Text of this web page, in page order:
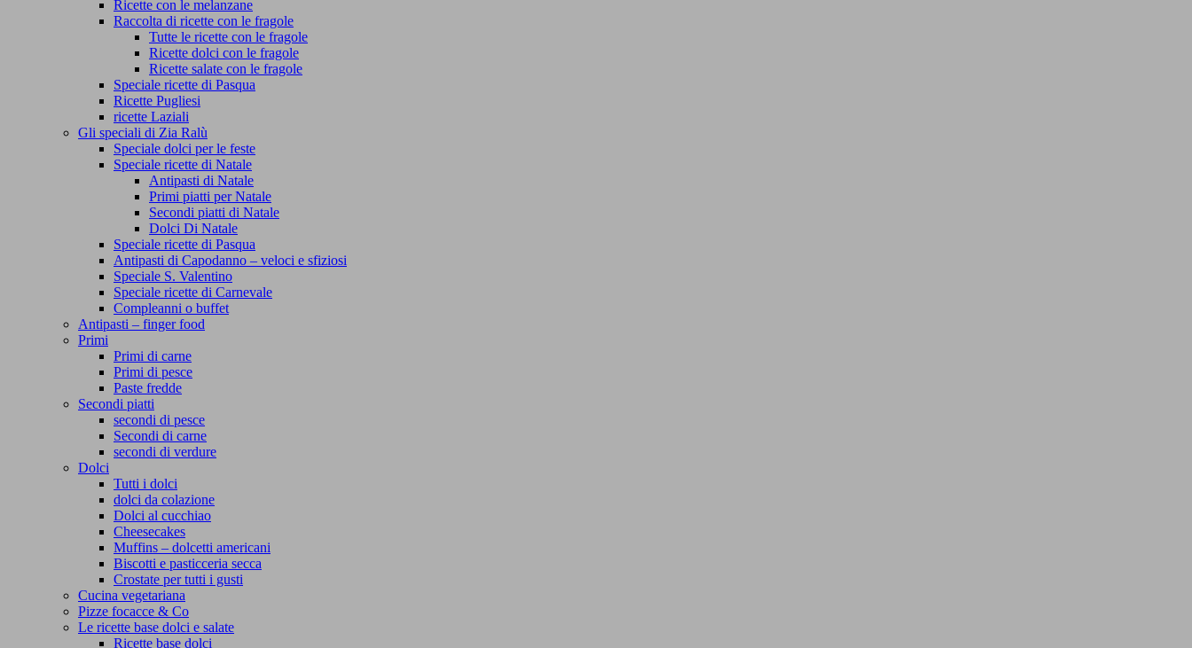
Ricette con le melanzane
Raccolta di ricette con le fragole
Tutte le ricette con le fragole
Ricette dolci con le fragole
Ricette salate con le fragole
Speciale ricette di Pasqua
Ricette Pugliesi
ricette Laziali
Gli speciali di Zia Ralù
Speciale dolci per le feste
Speciale ricette di Natale
Antipasti di Natale
Primi piatti per Natale
Secondi piatti di Natale
Dolci Di Natale
Speciale ricette di Pasqua
Antipasti di Capodanno – veloci e sfiziosi
Speciale S. Valentino
Speciale ricette di Carnevale
Compleanni o buffet
Antipasti – finger food
Primi
Primi di carne
Primi di pesce
Paste fredde
Secondi piatti
secondi di pesce
Secondi di carne
secondi di verdure
Dolci
Tutti i dolci
dolci da colazione
Dolci al cucchiao
Cheesecakes
Muffins – dolcetti americani
Biscotti e pasticceria secca
Crostate per tutti i gusti
Cucina vegetariana
Pizze focacce & Co
Le ricette base dolci e salate
Ricette base dolci